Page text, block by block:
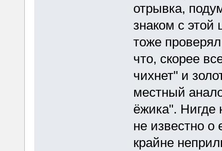
отрывка,
знаком с этой
тоже
что, скорее
чихнет" и
местный
ёжика". Нигде
не известно о
крайне